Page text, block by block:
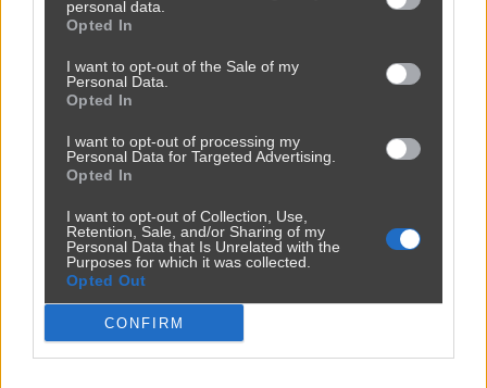
personal data.
Opted In
I want to opt-out of the Sale of my
Personal Data.
Opted In
I want to opt-out of processing my
Personal Data for Targeted Advertising.
Opted In
I want to opt-out of Collection, Use,
Retention, Sale, and/or Sharing of my
Personal Data that Is Unrelated with the
Purposes for which it was collected.
Opted Out
CONFIRM
2450 9